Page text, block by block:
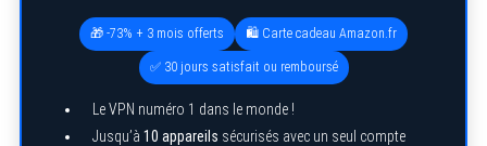
🎁 -73% + 3 mois offerts 🛍️ Carte cadeau Amazon.fr
✅ 30 jours satisfait ou remboursé
Le VPN numéro 1 dans le monde !
Jusqu’à 10 appareils sécurisés avec un seul compte